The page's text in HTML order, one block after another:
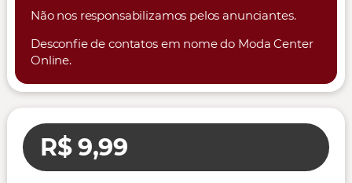
Não nos responsabilizamos pelos anunciantes.
Desconfie de contatos em nome do Moda Center
Online.
R$ 9,99